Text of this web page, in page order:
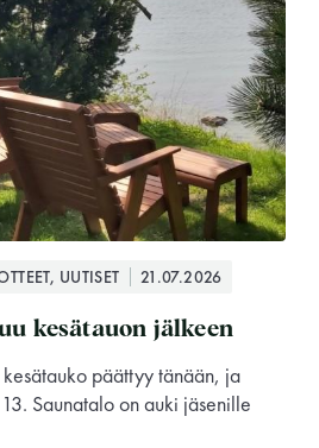
UUTISET 21.07.2026
kesätauon jälkeen
kesätauko päättyy tänään, ja
Saunatalo on auki jäsenille